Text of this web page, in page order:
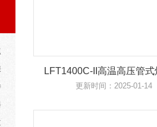
LFT1400C-II高温高压管
更新时间：2025-01-14